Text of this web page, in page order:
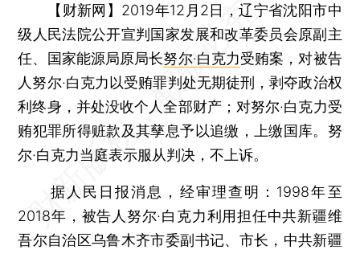
【财新网】 2019年12月2日，辽宁省沈阳市中
级人民法院公开宣判国家发展和改革委员会原副主
任、国家能源局原局长努尔·白克力受贿案，对被告
人努尔·白克力以受贿罪判处无期徒刑，剥夺政治权
利终身，并处没收个人全部财产；对努尔·白克力受
贿犯罪所得赃款及其孳息予以追缴，上缴国库。努
尔·白克力当庭表示服从判决，不上诉。
据人民日报消息，经审理查明：1998年至
2018年，被告人努尔·白克力利用担任中共新疆维
吾尔自治区乌鲁木齐市委副书记、市长，中共新疆